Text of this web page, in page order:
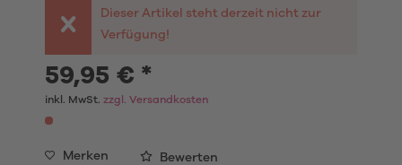
Dieser Artikel steht derzeit nicht zur
Verfügung!
59,95 € *
inkl. MwSt. zzgl. Versandkosten
Merken Bewerten